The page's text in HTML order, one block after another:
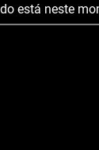
está neste